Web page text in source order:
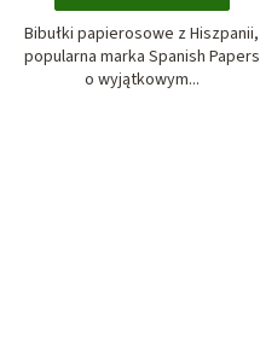
Bibułki papierosowe z Hiszpanii,
popularna marka Spanish Papers
o wyjątkowym...